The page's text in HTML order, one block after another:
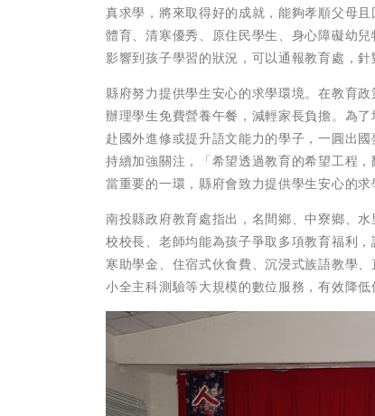
真求學，將來取得好的成就，能夠孝順父母
體育、清寒優秀、原住民學生、身心障礙幼
影響到孩子學習的狀況，可以通報教育處，針
縣府努力提供學生安心的求學環境。在教育
辦理學生免費營養午餐，減輕家長負擔。為
赴國外進修或提升語文能力的學子，一圓出
持續加強關注，「希望透過教育的希望工程
當重要的一環，縣府會致力提供學生安心的求
南投縣政府教育處指出，名間鄉、中寮鄉、
校校長、老師均能為孩子爭取多項教育福利
寒助學金、住宿式伙食費、沉浸式族語教學
小全主科測驗等大規模的數位服務，有效降